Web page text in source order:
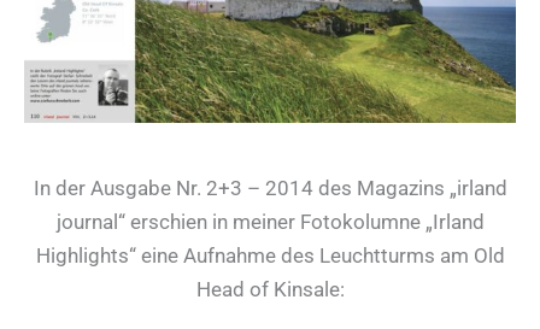
In der Ausgabe Nr. 2+3 – 2014 des Magazins „irland
journal“ erschien in meiner Fotokolumne „Irland
Highlights“ eine Aufnahme des Leuchtturms am Old
Head of Kinsale: